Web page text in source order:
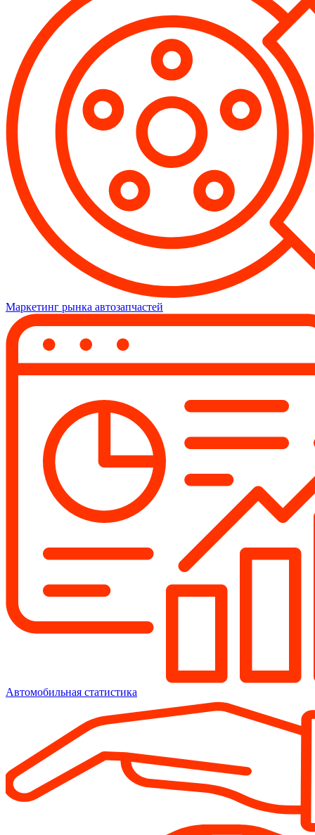
Маркетинг рынка автозапчастей
Автомобильная статистика